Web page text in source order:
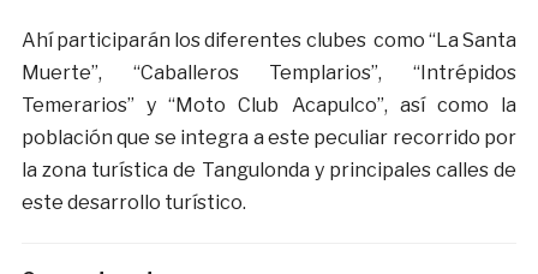
Ahí participarán los diferentes clubes como “La Santa
Muerte”, “Caballeros Templarios”, “Intrépidos
Temerarios” y “Moto Club Acapulco”, así como la
población que se integra a este peculiar recorrido por
la zona turística de Tangulonda y principales calles de
este desarrollo turístico.